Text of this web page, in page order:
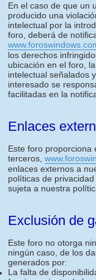
En el caso de que un
producido una
intelectual por la
foro, deberá de
los derechos
ubicación en el foro,
intelectual señalados
interesado se
facilitadas en la
Enlaces
Este foro proporciona
terceros,
enlaces externos a
políticas de
sujeta a nuestra
Exclusión de
Este foro no otorga
ningún caso, de los
generados por:
La falta de